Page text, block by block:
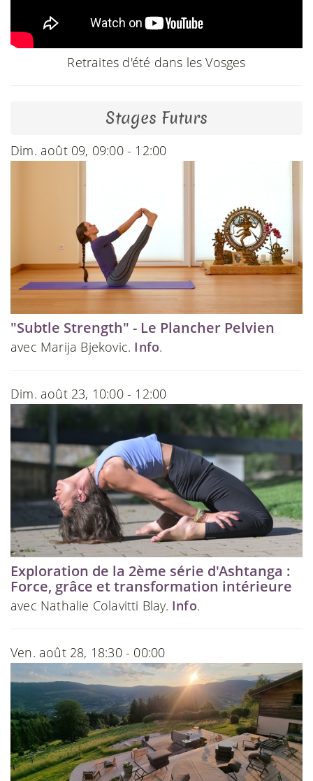
Retraites d'été dans les Vosges
Stages Futurs
Dim. août 09, 09:00 - 12:00
"Subtle Strength" - Le Plancher Pelvien
avec Marija Bjekovic. Info.
Dim. août 23, 10:00 - 12:00
Exploration de la 2ème série d'Ashtanga :
Force, grâce et transformation intérieure
avec Nathalie Colavitti Blay. Info.
Ven. août 28, 18:30 - 00:00